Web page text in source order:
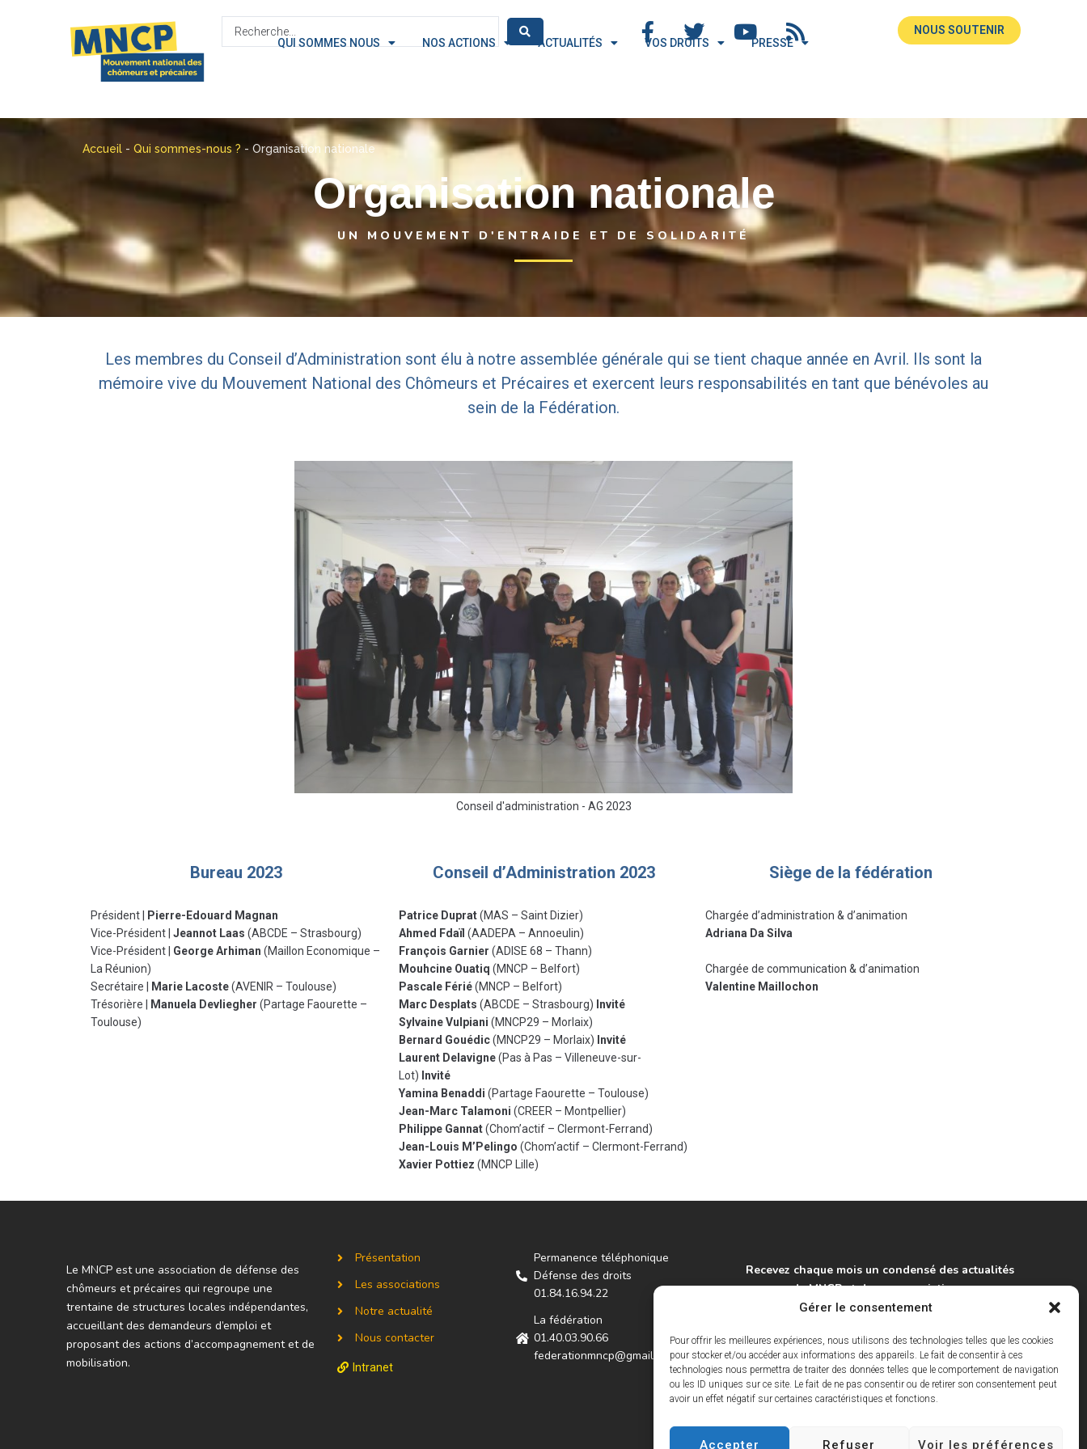
Gérer le consentement
Pour offrir les meilleures expériences, nous utilisons des technologies telles que les cookies
pour stocker et/ou accéder aux informations des appareils. Le fait de consentir à ces
technologies nous permettra de traiter des données telles que le comportement de navigation
ou les ID uniques sur ce site. Le fait de ne pas consentir ou de retirer son consentement peut
avoir un effet négatif sur certaines caractéristiques et fonctions.
Accepter Refuser Voir les préférences
QUI SOMMES NOUS
NOS ACTIONS ACTUALITÉS VOS DROITS PRESSE
NOUS SOUTENIR
Accueil - Qui sommes-nous ? - Organisation nationale
Organisation nationale
UN MOUVEMENT D'ENTRAIDE ET DE SOLIDARITÉ
Les membres du Conseil d’Administration sont élu à notre assemblée générale qui se tient chaque année en Avril. Ils sont la
mémoire vive du Mouvement National des Chômeurs et Précaires et exercent leurs responsabilités en tant que bénévoles au
sein de la Fédération.
Conseil d'administration - AG 2023
Bureau 2023
Président |
Pierre-Edouard Magnan
Vice-Président | Jeannot Laas (ABCDE – Strasbourg)
Vice-Président | George Arhiman (Maillon Economique –
La Réunion)
Secrétaire |
Marie Lacoste(AVENIR – Toulouse)
Trésorière |
Manuela Devliegher (Partage Faourette –
Toulouse)
Conseil d’Administration 2023
Patrice Duprat(MAS – Saint Dizier)
Ahmed Fdaïl (AADEPA – Annoeulin)
François Garnier (ADISE 68 – Thann)
Mouhcine Ouatiq (MNCP – Belfort)
Pascale Férié(MNCP – Belfort)
Marc Desplats (ABCDE – Strasbourg) Invité
Sylvaine Vulpiani (MNCP29 – Morlaix)
Bernard Gouédic(MNCP29 – Morlaix) Invité
Laurent Delavigne(Pas à Pas – Villeneuve-sur-
Lot) Invité
Yamina Benaddi (Partage Faourette – Toulouse)
Jean-Marc Talamoni (CREER – Montpellier)
Philippe Gannat(Chom’actif – Clermont-Ferrand)
Jean-Louis M’Pelingo (Chom’actif – Clermont-Ferrand)
Xavier Pottiez (MNCP Lille)
Siège de la fédération
Chargée d’administration & d’animation
Adriana Da Silva
Chargée de communication & d’animation
Valentine Maillochon
Le MNCP est une association de défense des
chômeurs et précaires qui regroupe une
trentaine de structures locales indépendantes,
accueillant des demandeurs d’emploi et
proposant des actions d’accompagnement et de
mobilisation.
Présentation
Les associations
Notre actualité
Nous contacter
Intranet
Permanence téléphonique
Défense des droits
01.84.16.94.22
La fédération
01.40.03.90.66
federationmncp@gmail.com
Recevez chaque mois un condensé des actualités
du MNCP et de ses associations.